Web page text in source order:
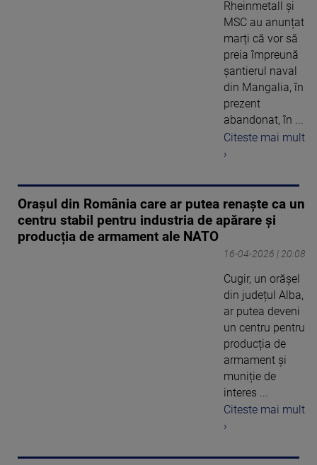
Rheinmetall și
MSC au anunțat
marți că vor să
preia împreună
șantierul naval
din Mangalia, în
prezent
abandonat, în ...
Citeste mai mult
›
Orașul din România care ar putea renaște ca un
centru stabil pentru industria de apărare și
producția de armament ale NATO
16-04-2026 | 20:08
Cugir, un orășel
din județul Alba,
ar putea deveni
un centru pentru
producția de
armament și
muniție de
interes ...
Citeste mai mult
›